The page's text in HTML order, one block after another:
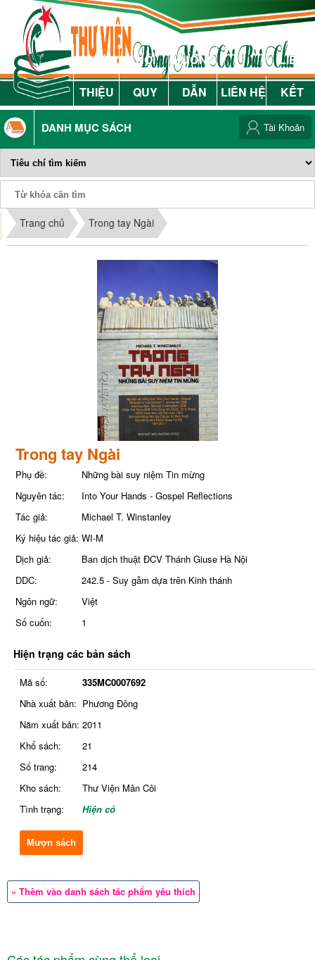
GIỚI
THIỆU
NỘI
QUY
HƯỚNG
DẪN
LIÊN HỆ
LIÊN
KẾT
DANH MỤC SÁCH
Phiếu Sách
Tài Khoản
Trang chủ Trong tay Ngài
Trong tay Ngài
Phụ đề:
Những bài suy niệm Tin mừng
Nguyên tác:
Into Your Hands - Gospel Reflections
Tác giả:
Michael T. Winstanley
Ký hiệu tác giả: WI-M
Dịch giả:
Ban dịch thuật ĐCV Thánh Giuse Hà Nội
DDC:
242.5 - Suy gẫm dựa trên Kinh thánh
Ngôn ngữ:
Việt
Số cuốn:
1
Hiện trạng các bản sách
Mã số:
335MC0007692
Nhà xuất bản: Phương Đông
Năm xuất bản: 2011
Khổ sách:
21
Số trang:
214
Kho sách:
Thư Viện Mân Côi
Tình trạng:
Hiện có
Mượn sách
» Thêm vào danh sách tác phẩm yêu thích